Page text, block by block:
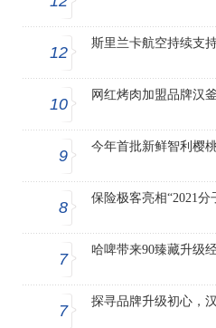
12
斯里兰卡航空持续支
10
网红烤肉加盟品牌汉
9
今年首批新鲜智利樱
8
保险极客亮相“2021分
7
哈啤带来90臻藏升级
7
探寻品牌升级初心，